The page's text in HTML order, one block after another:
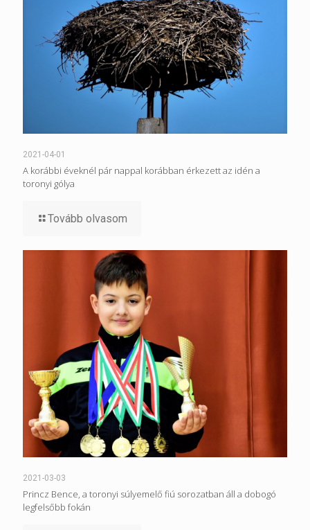
2021-04-01
A korábbi éveknél pár nappal korábban érkezett az idén a
toronyi gólya
Tovább olvasom
2021-03-03
Princz Bence, a toronyi súlyemelő fiú sorozatban áll a dobogó
legfelsőbb fokán